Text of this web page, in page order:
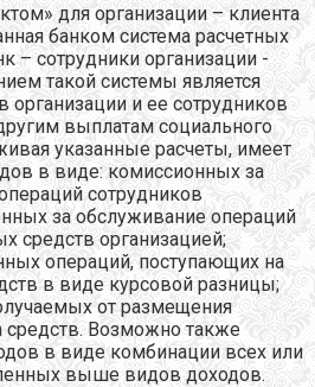
для организации – клиента
банком система расчетных
– сотрудники организации -
такой системы является
организации и ее сотрудников
выплатам социального
указанные расчеты, имеет
в виде: комиссионных за
сотрудников
за обслуживание операций
средств организацией;
операций, поступающих на
в виде курсовой разницы;
от размещения
средств. Возможно также
в виде комбинации всех или
выше видов доходов.